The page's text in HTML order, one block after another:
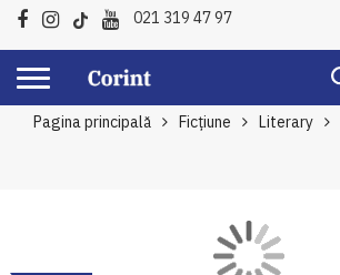
021 319 47 97
Pagina principală Ficțiune Literary